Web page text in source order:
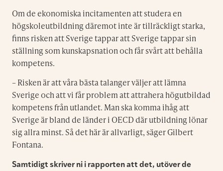
Om de ekonomiska incitamenten att studera en
högskoleutbildning däremot inte är tillräckligt starka,
finns risken att Sverige tappar att Sverige tappar sin
ställning som kunskapsnation och får svårt att behålla
kompetens.
– Risken är att våra bästa talanger väljer att lämna
Sverige och att vi får problem att attrahera högutbildad
kompetens från utlandet. Man ska komma ihåg att
Sverige är bland de länder i OECD där utbildning lönar
sig allra minst. Så det här är allvarligt, säger Gilbert
Fontana.
Samtidigt skriver ni i rapporten att det, utöver de